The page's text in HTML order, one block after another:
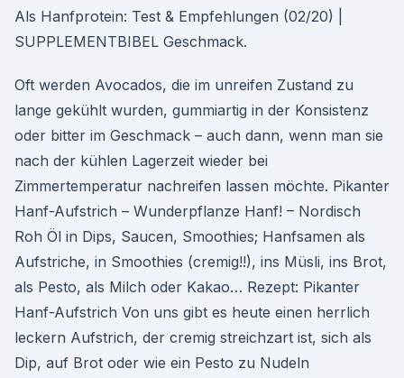
Als Hanfprotein: Test & Empfehlungen (02/20) |
SUPPLEMENTBIBEL Geschmack.
Oft werden Avocados, die im unreifen Zustand zu
lange gekühlt wurden, gummiartig in der Konsistenz
oder bitter im Geschmack – auch dann, wenn man sie
nach der kühlen Lagerzeit wieder bei
Zimmertemperatur nachreifen lassen möchte. Pikanter
Hanf-Aufstrich – Wunderpflanze Hanf! – Nordisch
Roh Öl in Dips, Saucen, Smoothies; Hanfsamen als
Aufstriche, in Smoothies (cremig!!), ins Müsli, ins Brot,
als Pesto, als Milch oder Kakao… Rezept: Pikanter
Hanf-Aufstrich Von uns gibt es heute einen herrlich
leckern Aufstrich, der cremig streichzart ist, sich als
Dip, auf Brot oder wie ein Pesto zu Nudeln